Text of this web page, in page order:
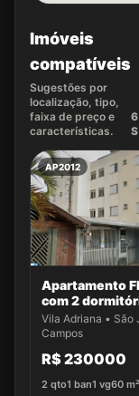
Imóveis
compatíveis
Sugestões por
localização, tipo,
faixa de preço e
características.
6
AP2012
Apartamento
com 2
Adriana
Vila Adriana • São
Campos
R$ 230000
2 qto1 ban1 vg60 m²